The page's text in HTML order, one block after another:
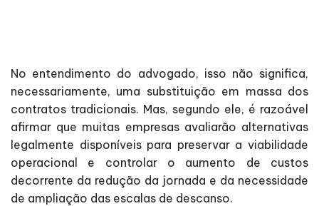
No entendimento do advogado, isso não significa,
necessariamente, uma substituição em massa dos
contratos tradicionais. Mas, segundo ele, é razoável
afirmar que muitas empresas avaliarão alternativas
legalmente disponíveis para preservar a viabilidade
operacional e controlar o aumento de custos
decorrente da redução da jornada e da necessidade
de ampliação das escalas de descanso.